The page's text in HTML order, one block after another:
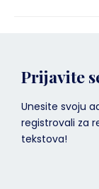
Prijavite
Unesite svoju
registrovali za
tekstova!